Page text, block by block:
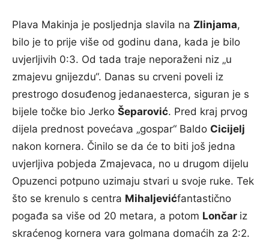
Plava Makinja je posljednja slavila na Zlinjama,
bilo je to prije više od godinu dana, kada je bilo
uvjerljivih 0:3. Od tada traje neporaženi niz „u
zmajevu gnijezdu“. Danas su crveni poveli iz
prestrogo dosuđenog jedanaesterca, siguran je s
bijele točke bio Jerko Šeparović. Pred kraj prvog
dijela prednost povećava „gospar“ Baldo Cicijelj
nakon kornera. Činilo se da će to biti još jedna
uvjerljiva pobjeda Zmajevaca, no u drugom dijelu
Opuzenci potpuno uzimaju stvari u svoje ruke. Tek
što se krenulo s centra Mihaljevićfantastično
pogađa sa više od 20 metara, a potom Lončar iz
skraćenog kornera vara golmana domaćih za 2:2.